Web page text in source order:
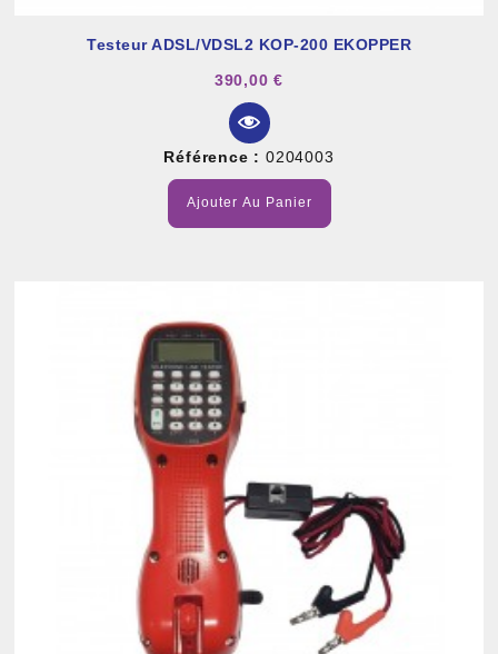
Testeur ADSL/VDSL2 KOP-200 EKOPPER
390,00 €
Référence : 0204003
Ajouter Au Panier